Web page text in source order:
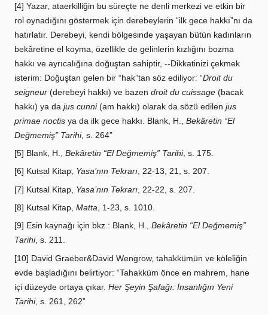
[4] Yazar, ataerkilliğin bu süreçte ne denli merkezi ve etkin bir
rol oynadığını göstermek için derebeylerin “ilk gece hakkı”nı da
hatırlatır. Derebeyi, kendi bölgesinde yaşayan bütün kadınların
bekâretine el koyma, özellikle de gelinlerin kızlığını bozma
hakkı ve ayrıcalığına doğuştan sahiptir, --Dikkatinizi çekmek
isterim: Doğuştan gelen bir “hak”tan söz ediliyor: “Droit du
seigneur (derebeyi hakkı) ve bazen droit du cuissage (bacak
hakkı) ya da jus cunni(am hakkı) olarak da sözü edilen jus
primae noctis ya da ilk gece hakkı. Blank, H., Bekâretin “El
Değmemiş” Tarihi, s. 264”
[5] Blank, H., Bekâretin “El Değmemiş” Tarihi, s. 175.
[6] Kutsal Kitap, Yasa’nın Tekrarı, 22-13, 21, s. 207.
[7] Kutsal Kitap, Yasa’nın Tekrarı , 22-22, s. 207.
[8] Kutsal Kitap, Matta , 1-23, s. 1010.
[9] Esin kaynağı için bkz.: Blank, H., Bekâretin “El Değmemiş”
Tarihi, s. 211.
[10] David Graeber&David Wengrow, tahakkümün ve köleliğin
evde başladığını belirtiyor: “Tahakküm önce en mahrem, hane
içi düzeyde ortaya çıkar. Her Şeyin Şafağı: İnsanlığın Yeni
Tarihi, s. 261, 262”